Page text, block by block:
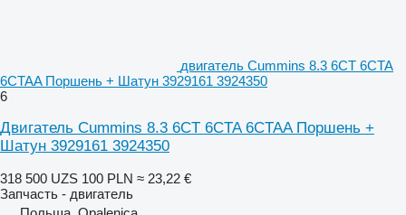
двигатель Cummins 8.3 6CT 6CTA
6CTAA Поршень + Шатун 3929161 3924350
6
Двигатель Cummins 8.3 6CT 6CTA 6CTAA Поршень +
Шатун 3929161 3924350
318 500 UZS 100 PLN ≈ 23,22 €
Запчасть - двигатель